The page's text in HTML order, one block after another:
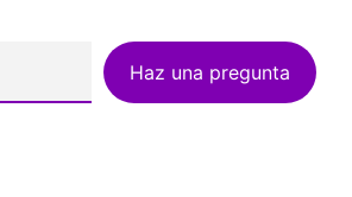
Haz una pregunta